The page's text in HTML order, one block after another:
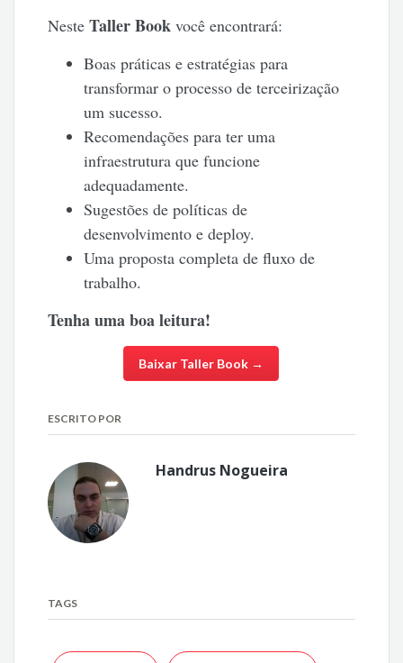
NesteTaller Book você encontrará:
Boas práticas e estratégias para
transformar o processo de terceirização
um sucesso.
Recomendações para ter uma
infraestrutura que funcione
adequadamente.
Sugestões de políticas de
desenvolvimento e deploy.
Uma proposta completa de fluxo de
trabalho.
Tenha uma boa leitura!
Baixar Taller Book →
ESCRITO POR
Handrus Nogueira
TAGS